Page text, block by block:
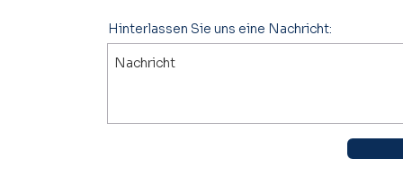
Hinterlassen Sie uns eine Nachricht: